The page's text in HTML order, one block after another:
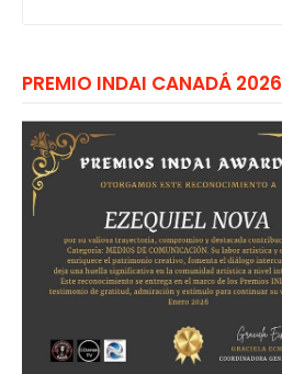
PREMIO INDAI CANADÁ 2026